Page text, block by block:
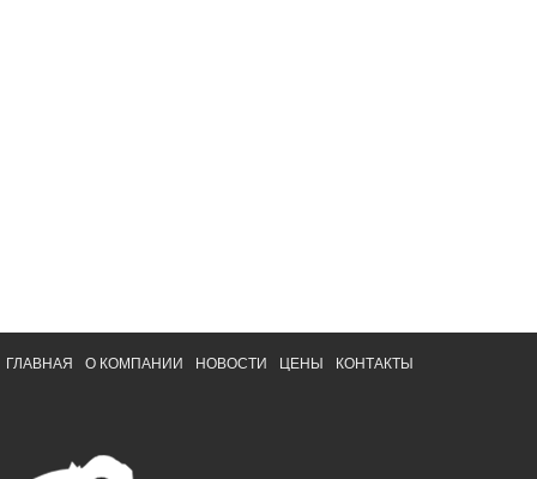
ГЛАВНАЯ О КОМПАНИИ НОВОСТИ ЦЕНЫ КОНТАКТЫ